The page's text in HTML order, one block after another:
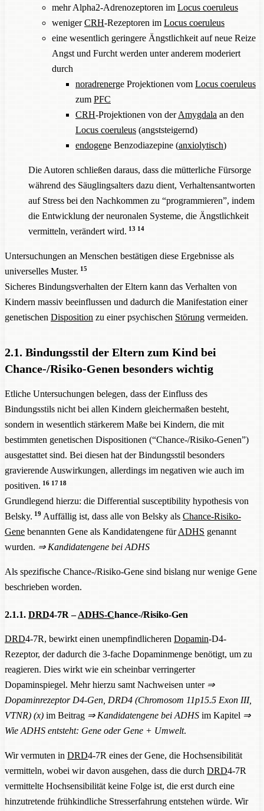
mehr Alpha2-Adrenozeptoren im Locus coeruleus
wenigerCRH-Rezeptoren im Locus coeruleus
eine wesentlich geringere Ängstlichkeit auf neue Reize
Angst und Furcht werden unter anderem moderiert
durch
noradrenerge Projektionen vom Locus coeruleus
zum PFC
CRH-Projektionen von derAmygdala an den
Locus coeruleus (angststeigernd)
endogene Benzodiazepine (anxiolytisch)
Die Autoren schließen daraus, dass die mütterliche Fürsorge
während des Säuglingsalters dazu dient, Verhaltensantworten
auf Stress bei den Nachkommen zu “programmieren”, indem
die Entwicklung der neuronalen Systeme, die Ängstlichkeit
vermitteln, verändert wird. 13 14
Untersuchungen an Menschen bestätigen diese Ergebnisse als
universelles Muster. 15
Sicheres Bindungsverhalten der Eltern kann das Verhalten von
Kindern massiv beeinflussen und dadurch die Manifestation einer
genetischen Disposition zu einer psychischen Störung vermeiden.
2.1. Bindungsstil der Eltern zum Kind bei
Chance-/Risiko-Genen besonders wichtig
Etliche Untersuchungen belegen, dass der Einfluss des
Bindungsstils nicht bei allen Kindern gleichermaßen besteht,
sondern in wesentlich stärkerem Maße bei Kindern, die mit
bestimmten genetischen Dispositionen (“Chance-/Risiko-Genen”)
ausgestattet sind. Bei diesen hat der Bindungsstil besonders
gravierende Auswirkungen, allerdings im negativen wie auch im
positiven. 16 17 18
Grundlegend hierzu: die Differential susceptibility hypothesis von
Belsky. 19 Auffällig ist, dass alle von Belsky als Chance-Risiko-
Gene benannten Gene als Kandidatengene fürADHS genannt
wurden. ⇒ Kandidatengene bei ADHS
Als spezifische Chance-/Risiko-Gene sind bislang nur wenige Gene
beschrieben worden.
2.1.1. DRD4-7R –ADHS-Chance-/Risiko-Gen
DRD4-7R, bewirkt einen unempfindlicheren Dopamin-D4-
Rezeptor, der dadurch die 3-fache Dopaminmenge benötigt, um zu
reagieren. Dies wirkt wie ein scheinbar verringerter
Dopaminspiegel. Mehr hierzu samt Nachweisen unter ⇒
Dopaminrezeptor D4-Gen, DRD4 (Chromosom 11p15.5 Exon III,
VTNR) (x) im Beitrag ⇒ Kandidatengene bei ADHS im Kapitel ⇒
Wie ADHS entsteht: Gene oder Gene + Umwelt.
Wir vermuten in DRD4-7R eines der Gene, die Hochsensibilität
vermitteln, wobei wir davon ausgehen, dass die durch DRD4-7R
vermittelte Hochsensibilität keine Folge ist, die erst durch eine
hinzutretende frühkindliche Stresserfahrung entstehen würde. Wir